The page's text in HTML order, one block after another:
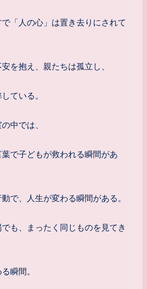
「人の心」は置き去りにされて
を抱え、親たちは孤立し、
ている。
中では、
で子どもが救われる瞬間があ
で、人生が変わる瞬間がある。
も、まったく同じものを見てき
瞬間。